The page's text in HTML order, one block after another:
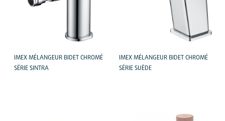
IMEX MÉLANGEUR BIDET CHROMÉ
SÉRIE SINTRA
IMEX MÉLANGEUR BIDET CHROMÉ
SÉRIE SUÈDE